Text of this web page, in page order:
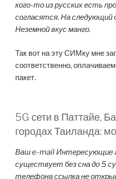
кого-то из русских есть
согласятся. На следующий
Неземной вкус манго.
Так вот на эту СИМку мне
соответственно,
пакет.
5G сети в Паттайе,
городах Таиланда:
Ваш e-mail Интересующие
существует без сна до 5
телефона ссылка не